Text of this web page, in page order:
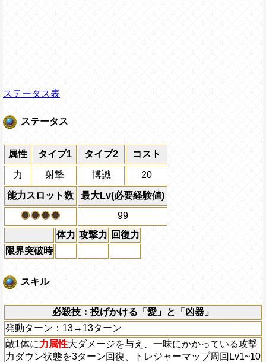
ステータス表
ステータス
属性 タイプ1 タイプ2 コスト
力 射撃 博識 20
能力スロット数
最大Lv(必要経験値)
99
体力 攻撃力 回復力
限界突破時
スキル
必殺技：投げかける「愛」と「凶器」
発動ターン：13→13ターン
敵1体に力属性大ダメージを与え、一味にかかっている攻撃
力ダウン状態を3ターン回復、トレジャーマップ周回Lv1~10